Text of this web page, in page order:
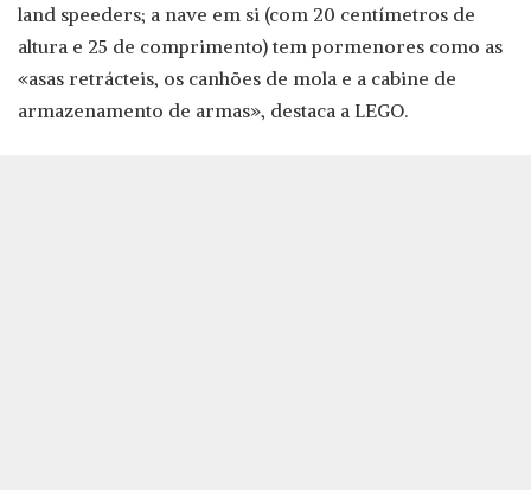
land speeders; a nave em si (com 20 centímetros de
altura e 25 de comprimento) tem pormenores como as
«asas retrácteis, os canhões de mola e a cabine de
armazenamento de armas», destaca a LEGO.